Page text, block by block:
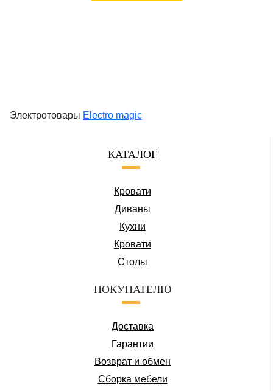
Электротовары Electro magic
КАТАЛОГ
Кровати
Диваны
Кухни
Кровати
Столы
ПОКУПАТЕЛЮ
Доставка
Гарантии
Возврат и обмен
Сборка мебели